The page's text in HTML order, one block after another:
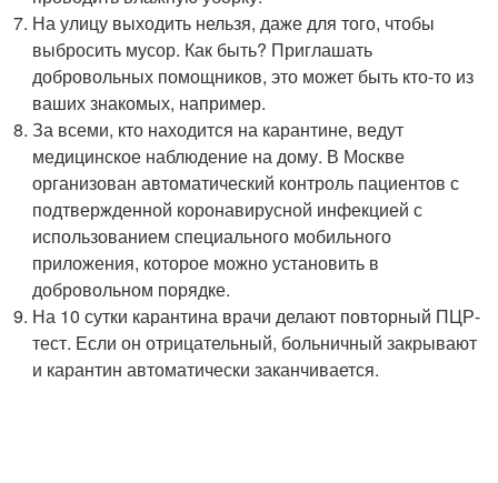
На улицу выходить нельзя, даже для того, чтобы
выбросить мусор. Как быть? Приглашать
добровольных помощников, это может быть кто-то из
ваших знакомых, например.
За всеми, кто находится на карантине, ведут
медицинское наблюдение на дому. В Москве
организован автоматический контроль пациентов с
подтвержденной коронавирусной инфекцией с
использованием специального мобильного
приложения, которое можно установить в
добровольном порядке.
На 10 сутки карантина врачи делают повторный ПЦР-
тест. Если он отрицательный, больничный закрывают
и карантин автоматически заканчивается.